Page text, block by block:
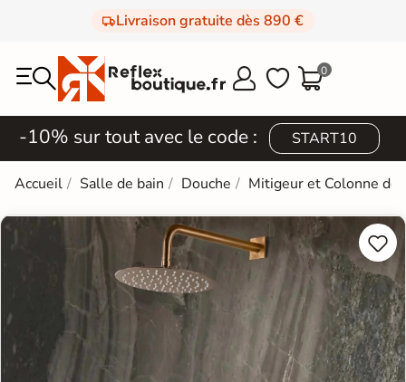
Livraison gratuite dès 890 €
  0
-10% sur tout avec le code : START10
Accueil Salle de bain Douche Mitigeur et Colonne de

